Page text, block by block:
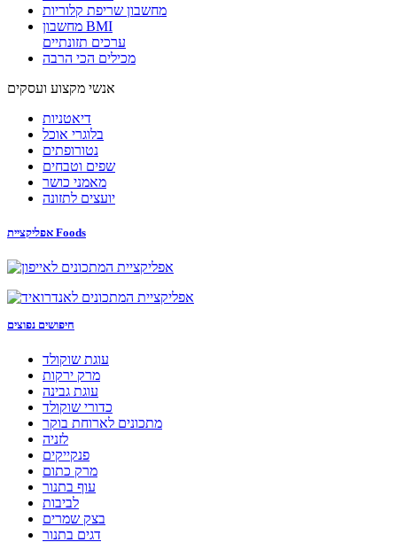
מחשבון שריפת קלוריות
מחשבון BMI
ערכים תזונתיים
מכילים הכי הרבה
אנשי מקצוע ועסקים
דיאטניות
בלוגרי אוכל
נטורופתים
שפים וטבחים
מאמני כושר
יועצים לתזונה
אפליקציית Foods
חיפושים נפוצים
עוגת שוקולד
מרק ירקות
עוגת גבינה
כדורי שוקולד
מתכונים לארוחת בוקר
לזניה
פנקייקים
מרק כתום
עוף בתנור
לביבות
בצק שמרים
דגים בתנור